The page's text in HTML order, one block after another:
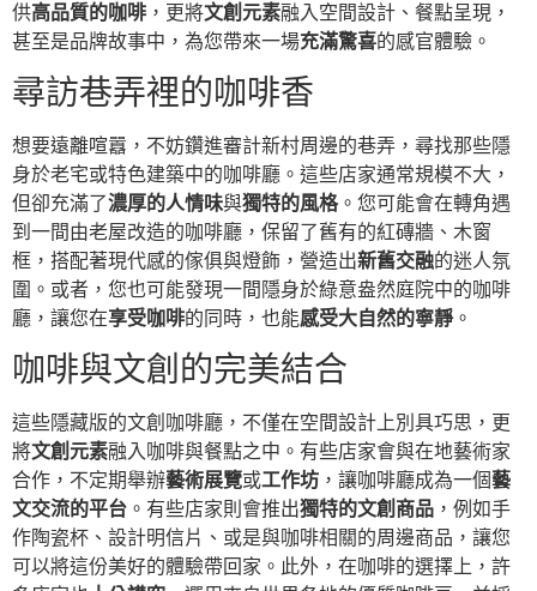
供高品質的咖啡 ，更將文創元素融入空間設計、餐點呈現，
甚至是品牌故事中，為您帶來一場充滿驚喜的感官體驗。
尋訪巷弄裡的咖啡香
想要遠離喧囂，不妨鑽進審計新村周邊的巷弄，尋找那些隱
身於老宅或特色建築中的咖啡廳。這些店家通常規模不大，
但卻充滿了濃厚的人情味與獨特的風格。您可能會在轉角遇
到一間由老屋改造的咖啡廳，保留了舊有的紅磚牆、木窗
框，搭配著現代感的傢俱與燈飾，營造出新舊交融的迷人氛
圍。或者，您也可能發現一間隱身於綠意盎然庭院中的咖啡
廳，讓您在享受咖啡的同時，也能感受大自然的寧靜 。
咖啡與文創的完美結合
這些隱藏版的文創咖啡廳，不僅在空間設計上別具巧思，更
將文創元素融入咖啡與餐點之中。有些店家會與在地藝術家
合作，不定期舉辦藝術展覽或工作坊 ，讓咖啡廳成為一個藝
文交流的平台 。有些店家則會推出獨特的文創商品 ，例如手
作陶瓷杯、設計明信片、或是與咖啡相關的周邊商品，讓您
可以將這份美好的體驗帶回家。此外，在咖啡的選擇上，許